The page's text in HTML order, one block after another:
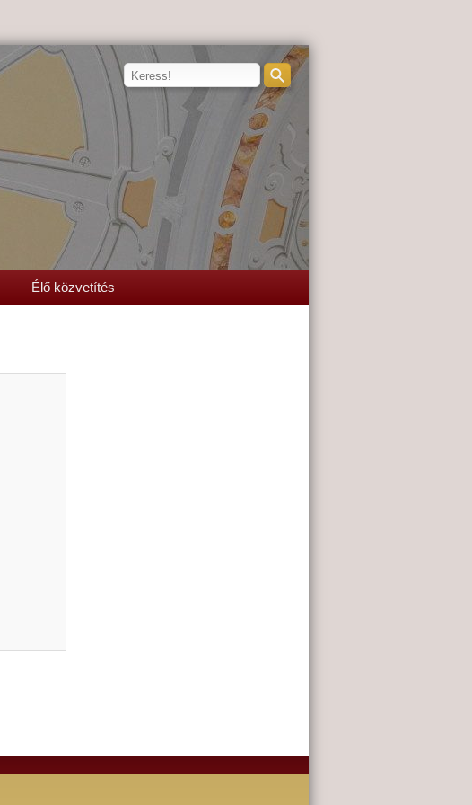
Élő közvetítés